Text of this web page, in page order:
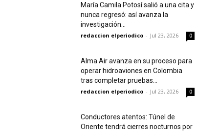
María Camila Potosí salió a una cita y
nunca regresó: así avanza la
investigación...
redaccion elperiodico - Jul 23, 2026 0
Alma Air avanza en su proceso para
operar hidroaviones en Colombia
tras completar pruebas...
redaccion elperiodico - Jul 23, 2026 0
Conductores atentos: Túnel de
Oriente tendrá cierres nocturnos por